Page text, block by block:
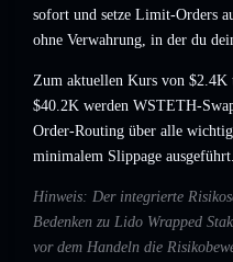
sofort und setze Limit-Orders
ohne Verwahrung, in der du
Zum aktuellen Kurs von
$40.2K werden WSTETH-
Order-Routing über alle
minimalem Slippage ausgeführt.
Hinweis: Der integrierte
Bedenken zu Lido Wrapped
vor dem Handeln die